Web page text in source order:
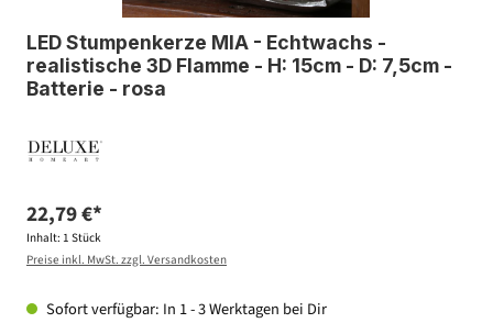
LED Stumpenkerze MIA - Echtwachs -
realistische 3D Flamme - H: 15cm - D: 7,5cm -
Batterie - rosa
22,79 €*
Inhalt: 1 Stück
Preise inkl. MwSt. zzgl. Versandkosten
Sofort verfügbar: In 1 - 3 Werktagen bei Dir